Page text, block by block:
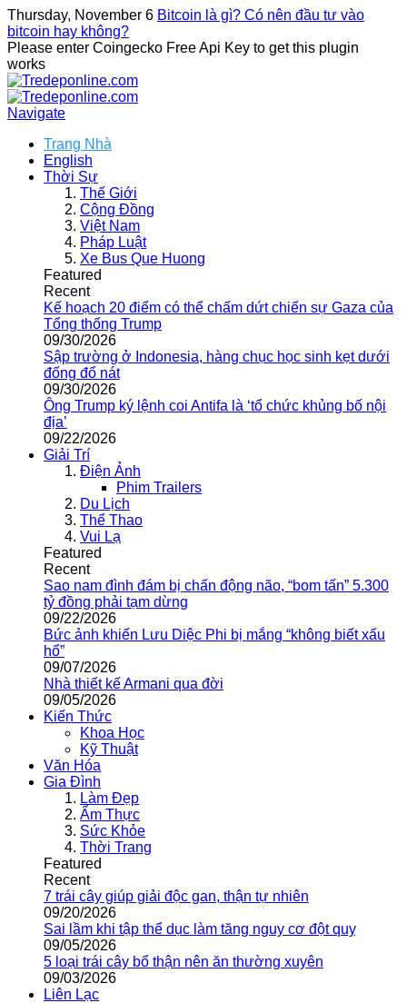
Thursday, November 6 Bitcoin là gì? Có nên đầu tư vào
bitcoin hay không?
Please enter Coingecko Free Api Key to get this plugin
works
Navigate
Trang Nhà
English
Thời Sự
Thế Giới
Cộng Đồng
Việt Nam
Pháp Luật
Xe Bus Que Huong
Featured
Recent
Kế hoạch 20 điểm có thể chấm dứt chiến sự Gaza của
Tổng thống Trump
09/30/2026
Sập trường ở Indonesia, hàng chục học sinh kẹt dưới
đống đổ nát
09/30/2026
Ông Trump ký lệnh coi Antifa là ‘tổ chức khủng bố nội
địa’
09/22/2026
Giải Trí
Điện Ảnh
Phim Trailers
Du Lịch
Thể Thao
Vui Lạ
Featured
Recent
Sao nam đình đám bị chấn động não, “bom tấn” 5.300
tỷ đồng phải tạm dừng
09/22/2026
Bức ảnh khiến Lưu Diệc Phi bị mắng “không biết xấu
hổ”
09/07/2026
Nhà thiết kế Armani qua đời
09/05/2026
Kiến Thức
Khoa Học
Kỹ Thuật
Văn Hóa
Gia Đình
Làm Đẹp
Ẩm Thực
Sức Khỏe
Thời Trang
Featured
Recent
7 trái cây giúp giải độc gan, thận tự nhiên
09/20/2026
Sai lầm khi tập thể dục làm tăng nguy cơ đột quỵ
09/05/2026
5 loại trái cây bổ thận nên ăn thường xuyên
09/03/2026
Liên Lạc